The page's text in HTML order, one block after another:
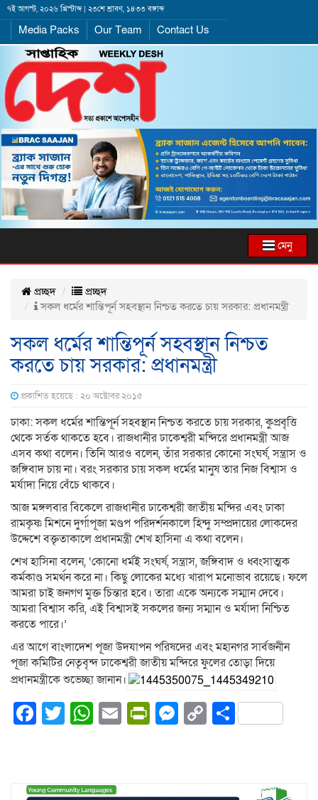
৭ই আগস্ট, ২০২৬ খ্রিস্টাব্দ | ২৩শে শ্রাবণ, ১৪৩৩ বঙ্গাব্দ
Media Packs Our Team Contact Us
মেনু
প্রচ্ছদ
প্রচ্ছদ
সকল ধর্মের শান্তিপূর্ন সহবস্থান নিশ্চত করতে চায় সরকার: প্রধানমন্ত্রী
সকল ধর্মের শান্তিপূর্ন সহবস্থান নিশ্চত
করতে চায় সরকার: প্রধানমন্ত্রী
প্রকাশিত হয়েছে : ২০ অক্টোবর ২০১৫
ঢাকা: সকল ধর্মের শান্তিপূর্ন সহবস্থান নিশ্চত করতে চায় সরকার, কুপ্রবৃত্তি
থেকে সর্তক থাকতে হবে। রাজধানীর ঢাকেশ্বরী মন্দিরে প্রধানমন্ত্রী আজ
এসব কথা বলেন। তিনি আরও বলেন, তাঁর সরকার কোনো সংঘর্ষ, সন্ত্রাস ও
জঙ্গিবাদ চায় না। বরং সরকার চায় সকল ধর্মের মানুষ তার নিজ বিশ্বাস ও
মর্যাদা নিয়ে বেঁচে থাকবে।
আজ মঙ্গলবার বিকেলে রাজধানীর ঢাকেশ্বরী জাতীয় মন্দির এবং ঢাকা
রামকৃষ্ণ মিশনে দুর্গাপূজা মণ্ডপ পরিদর্শনকালে হিন্দু সম্প্রদায়ের লোকদের
উদ্দেশে বক্তৃতাকালে প্রধানমন্ত্রী শেখ হাসিনা এ কথা বলেন।
শেখ হাসিনা বলেন, ‘কোনো ধর্মই সংঘর্ষ, সন্ত্রাস, জঙ্গিবাদ ও ধ্বংসাত্মক
কর্মকাণ্ড সমর্থন করে না। কিছু লোকের মধ্যে খারাপ মনোভাব রয়েছে। ফলে
আমরা চাই জনগণ মুক্ত চিন্তার হবে। তারা একে অন্যকে সম্মান দেবে।
আমরা বিশ্বাস করি, এই বিশ্বাসই সকলের জন্য সম্মান ও মর্যাদা নিশ্চিত
করতে পারে।’
এর আগে বাংলাদেশ পূজা উদযাপন পরিষদের এবং মহানগর সার্বজনীন
পূজা কমিটির নেতৃবৃন্দ ঢাকেশ্বরী জাতীয় মন্দিরে ফুলের তোড়া দিয়ে
প্রধানমন্ত্রীকে শুভেচ্ছা জানান।
Facebook
Twitter
WhatsApp
EmailPrintFriendly
Messenger
CopyShare